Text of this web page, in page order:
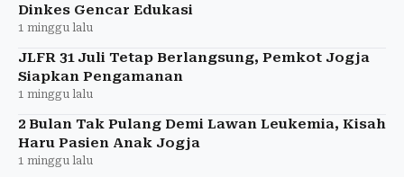
Dinkes Gencar Edukasi
1 minggu lalu
JLFR 31 Juli Tetap Berlangsung, Pemkot Jogja
Siapkan Pengamanan
1 minggu lalu
2 Bulan Tak Pulang Demi Lawan Leukemia, Kisah
Haru Pasien Anak Jogja
1 minggu lalu